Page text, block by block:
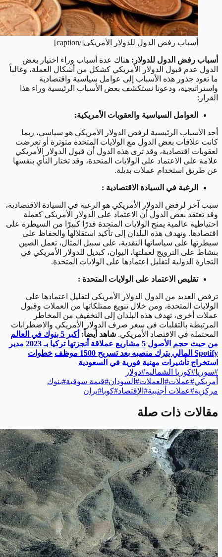
أسباب رفض الدول للدولار الأمريكي[/caption]
أسباب رفض الدول للدولار: هناك عدة أسباب وراء اختيار بعض
الدول عدم قبول الدولار الأمريكي كشكل من أشكال العملة، وغالباً
ما تعود جذور هذه الأسباب إلى عوامل سياسية واقتصادية
واستراتيجية، ودعونا نستكشف بعض الأسباب الرئيسية وراء هذا
القرار:
العوامل السياسية والعقوبات الأمريكية:
أحد الأسباب الرئيسية لرفض الدولار الأمريكي هو سياسي، ربما
كانت علاقات بعض الدول مع الولايات المتحدة متوترة أو تعرضت
لعقوبات اقتصادية، وقد ترى هذه الدول أن قبول الدولار الأمريكي
علامة على الاعتماد على الولايات المتحدة، وقد تختار النأي بنفسها
عن طريق استخدام عملات بديلة.
الرغبة في السيادة الاقتصادية :
سبب آخر لرفض الدولار الأمريكي هو الرغبة في السيادة الاقتصادية،
وقد تعتقد بعض الدول أن الاعتماد على الدولار الأمريكي كعملة
احتياطية عالمية يمنح الولايات المتحدة قدرًا كبيرًا من السيطرة على
اقتصادها. وتهدف هذه البلدان إلى تأكيد استقلالها والحفاظ على
سيطرتها على سياساتها النقدية، على سبيل المثال، تعمل الصين
بنشاط على الترويج لعملتها، اليوان، كبديل للدولار الأمريكي في
التجارة الدولية لتقليل اعتمادها على الولايات المتحدة.
تقليص الاعتماد على الولايات المتحدة :
ترفض العديد من الدول الدولار الأمريكي لتقليل اعتمادها على
الولايات المتحدة، ومن خلال تنويع ممتلكاتها من العملات وقبول
عملات أخرى، تهدف هذه البلدان إلى التخفيف من المخاطر
المرتبطة بالتقلبات في سعر صرف الدولار الأمريكي والاضطرابات
المحتملة في الاقتصاد الأمريكي. شاهد أيضاً:
أكبر 5 بنوك في العالم
من حيث حجم الأصول 5 مشاريع عملاقة أنجزتها تركيا بـ 2023
مدير
Spotify المالي يترك منصبه بعد تسريح 1500 موظف
خطوات
استخراج تأشيرات مهنية فورية في السعودية
#سوريا#كوريا الشمالية#دولار
أمريكي#عملات# العملات# السودان#قيمة سوقية#بنوك
مركزية#عملات أجنبية# الإقتصاد#كوبا#يران
مقالات ذات صلة